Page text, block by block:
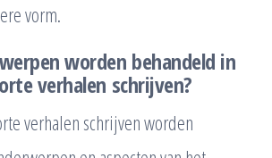
vorm.
worden behandeld in
verhalen schrijven?
verhalen schrijven worden